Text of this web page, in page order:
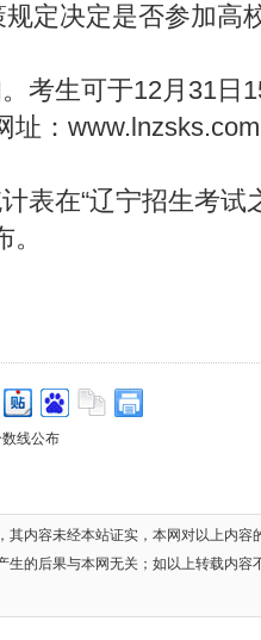
定决定是否参加高
生可于12月31日
址： www.lnzsks.com
在“辽宁招生考试
线公布
其内容未经本站证实，本网对以上内
生的后果与本网无关；如以上转载内容